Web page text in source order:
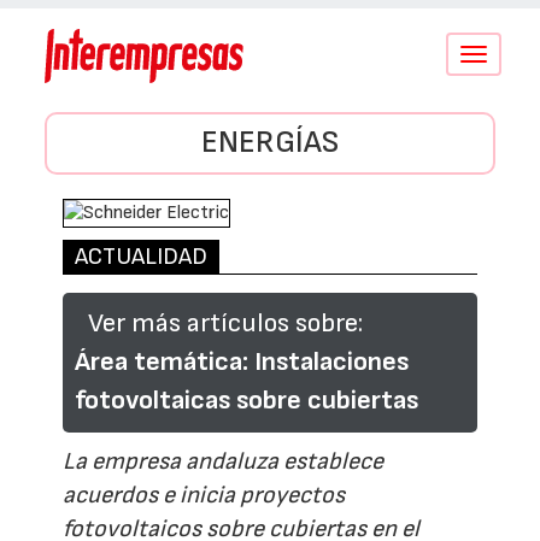
Conmutar
ENERGÍAS
ACTUALIDAD
Ver más artículos sobre:
Área temática: Instalaciones
fotovoltaicas sobre cubiertas
La empresa andaluza establece
acuerdos e inicia proyectos
fotovoltaicos sobre cubiertas en el